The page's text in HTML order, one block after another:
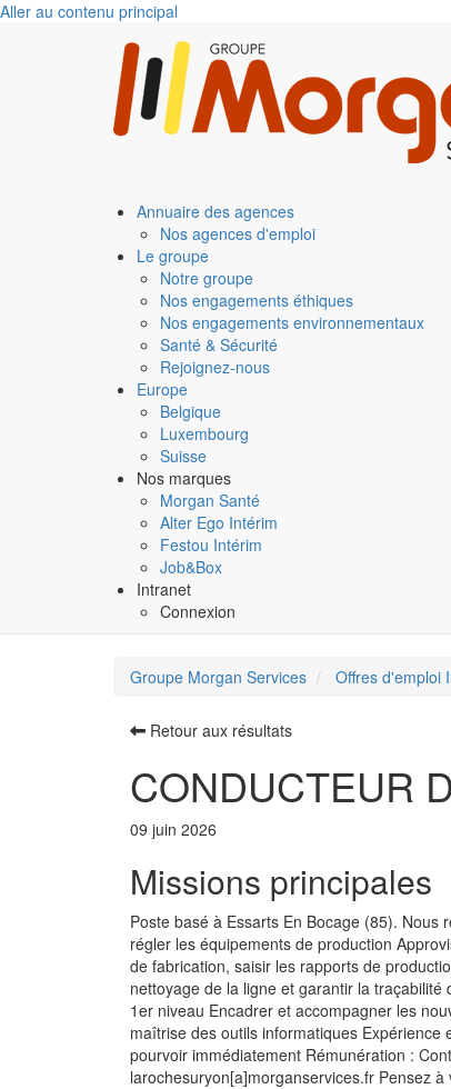
Aller au contenu principal
Annuaire des agences
Nos agences d'emploi
Le groupe
Notre groupe
Nos engagements éthiques
Nos engagements environnementaux
Santé & Sécurité
Rejoignez-nous
Europe
Belgique
Luxembourg
Suisse
Nos marques
Morgan Santé
Alter Ego Intérim
Festou Intérim
Job&Box
Intranet
Connexion
Groupe Morgan Services Offres d'emploi
Retour aux résultats
CONDUCTEUR
09 juin 2026
Missions principales
Poste basé à Essarts En Bocage (85). Nous
régler les équipements de production
de fabrication, saisir les rapports de
nettoyage de la ligne et garantir la
1er niveau Encadrer et accompagner les
maîtrise des outils informatiques
pourvoir immédiatement Rémunération :
larochesuryon[a]morganservices.fr Pensez